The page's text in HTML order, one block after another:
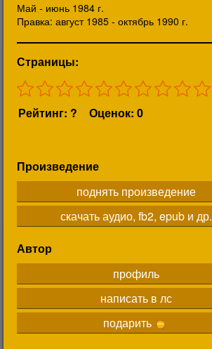
Май - июнь 1984 г.
Правка: август 1985 - октябрь 1990 г.
Страницы:
Рейтинг: ? Оценок: 0
Произведение
поднять произведение
скачать аудио, fb2, epub и др.
Автор
профиль
написать в лс
подарить